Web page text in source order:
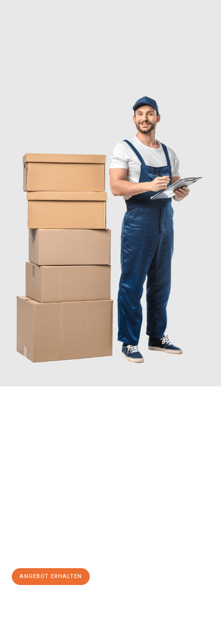
ANGEBOT ERHALTEN